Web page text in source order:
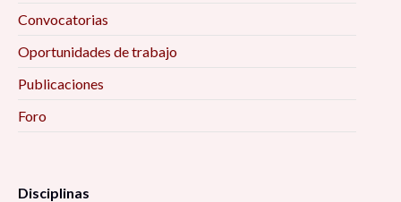
Convocatorias
Oportunidades de trabajo
Publicaciones
Foro
Disciplinas